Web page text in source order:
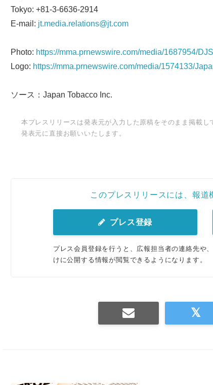
Tokyo: +81-3-6636-2914
E-mail: jt.media.relations@jt.com
Photo: https://mma.prnewswire.com/media/1687954/
Logo: https://mma.prnewswire.com/media/1574133/
ソース：Japan Tobacco Inc.
本プレスリリースは発表元が入力した原稿をそのまま掲載
発表元に直接お願いいたします。
このプレスリリースには、報道
プレス登録
プレス会員登録を行うと、広報担当者の連絡先や
けに公開する情報が閲覧できるようになります。